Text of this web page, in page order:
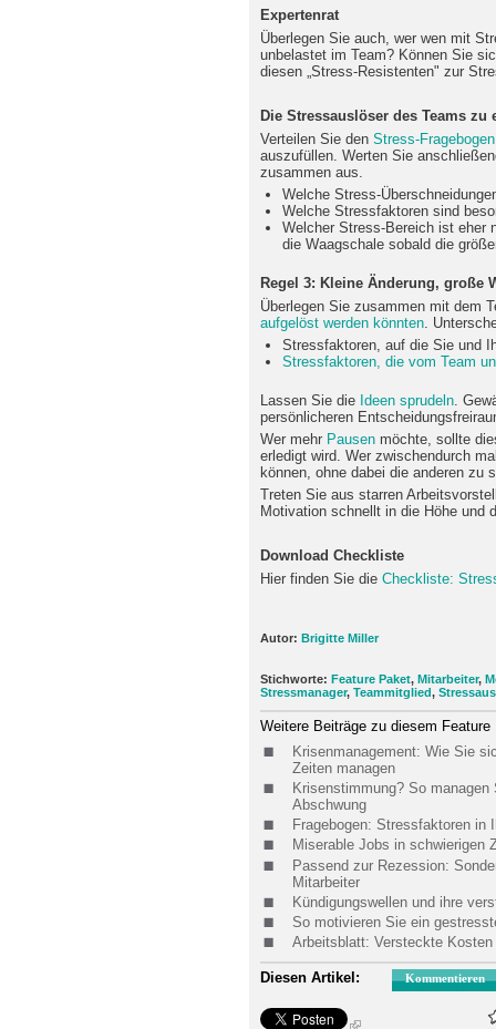
Expertenrat
Überlegen Sie auch, wer wen mit
unbelastet im Team? Können Sie
diesen „Stress-Resistenten" zur
Die Stressauslöser des Teams zu
Verteilen Sie den Stress-Fragebogen
auszufüllen. Werten Sie
zusammen aus.
Welche Stress-
Welche Stressfaktoren sind
Welcher Stress-Bereich ist eher
die Waagschale sobald die
Regel 3: Kleine Änderung, große
Überlegen Sie zusammen mit dem
aufgelöst werden könnten .
Stressfaktoren, auf die Sie und
Stressfaktoren, die vom Team
Lassen Sie die Ideen sprudeln .
persönlicheren
Wer mehr Pausen möchte, sollte
erledigt wird. Wer zwischendurch
können, ohne dabei die anderen zu
Treten Sie aus starren
Motivation schnellt in die Höhe und
Download Checkliste
Hier finden Sie die Checkliste:
Autor: Brigitte Miller
Stichworte: Feature Paket, Mitarbeiter,
Stressmanager, Teammitglied,
Weitere Beiträge zu diesem Feature
Krisenmanagement: Wie Sie
Zeiten managen
Krisenstimmung? So
Abschwung
Fragebogen: Stressfaktoren in
Miserable Jobs in schwierigen
Passend zur Rezession:
Mitarbeiter
Kündigungswellen und ihre
So motivieren Sie ein
Arbeitsblatt: Versteckte
Diesen Artikel: Kommentieren